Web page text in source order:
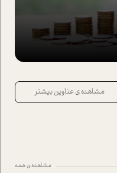
مشاهده ی عناوین بیشتر
مشاهده ی همه